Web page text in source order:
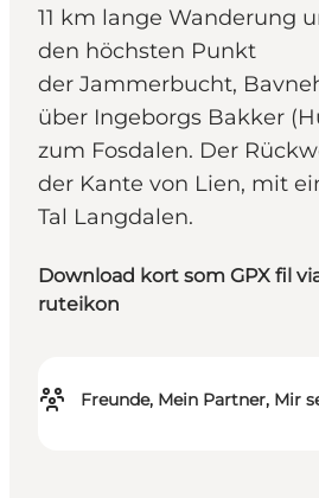
11 km lange Wanderung
den höchsten Punkt
der Jammerbucht,
über Ingeborgs Bakker
zum Fosdalen. Der
der Kante von Lien, mit
Tal Langdalen.
Download kort som GPX fil
ruteikon
Freunde, Mein Partner, Mir